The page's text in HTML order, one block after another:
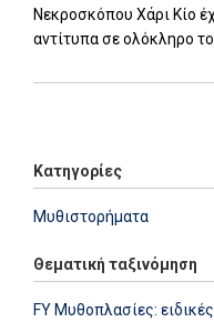
Νεκροσκόπου Χάρι Κίο
αντίτυπα σε ολόκληρο
Κατηγορίες
Μυθιστορήματα
Θεματική ταξινόμηση
FY Μυθοπλασίες: